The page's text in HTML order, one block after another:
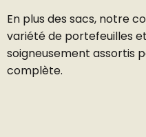
En plus des sacs, notre
variété de portefeuilles
soigneusement assortis
complète.